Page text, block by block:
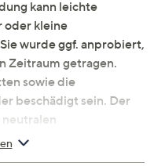
kann leichte
oder kleine
wurde ggf. anprobiert,
Zeitraum getragen.
sowie die
beschädigt sein. Der
neutralen
mehr unter dem